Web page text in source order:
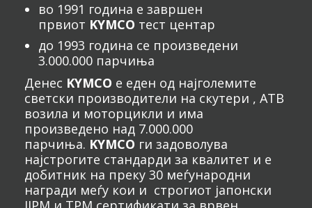
во 1991 година е завршен
првиот KYMCO тест центар
до 1993 година се произведени
3.000.000 парчиња
Денес KYMCO е еден од најголемите
светски производители на скутери , АТВ
возила и моторцикли и има
произведено над 7.000.000
парчиња. KYMCO ги задоволува
најстрогите стандарди за квалитет и е
добитник на преку 30 меѓународни
награди меѓу кои и строгиот јапонски